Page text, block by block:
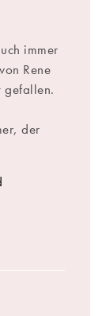
immer
Rene
gefallen.
der